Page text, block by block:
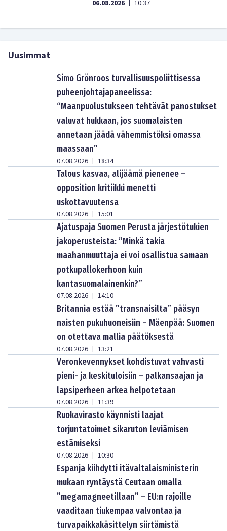
06.08.2026 10:37
Uusimmat
Simo Grönroos turvallisuuspoliittisessa
puheenjohtajapaneelissa:
“Maanpuolustukseen tehtävät panostukset
valuvat hukkaan, jos suomalaisten
annetaan jäädä vähemmistöksi omassa
maassaan”
07.08.2026 | 18:34
Talous kasvaa, alijäämä pienenee –
opposition kritiikki menetti
uskottavuutensa
07.08.2026 | 15:01
Ajatuspaja Suomen Perusta järjestötukien
jakoperusteista: ”Minkä takia
maahanmuuttaja ei voi osallistua samaan
potkupallokerhoon kuin
kantasuomalainenkin?”
07.08.2026 | 14:10
Britannia estää ”transnaisilta” pääsyn
naisten pukuhuoneisiin – Mäenpää: Suomen
on otettava mallia päätöksestä
07.08.2026 | 13:21
Veronkevennykset kohdistuvat vahvasti
pieni- ja keskituloisiin – palkansaajan ja
lapsiperheen arkea helpotetaan
07.08.2026 | 11:39
Ruokavirasto käynnisti laajat
torjuntatoimet sikaruton leviämisen
estämiseksi
07.08.2026 | 10:30
Espanja kiihdytti itävaltalaisministerin
mukaan ryntäystä Ceutaan omalla
”megamagneetillaan” – EU:n rajoille
vaaditaan tiukempaa valvontaa ja
turvapaikkakäsittelyn siirtämistä